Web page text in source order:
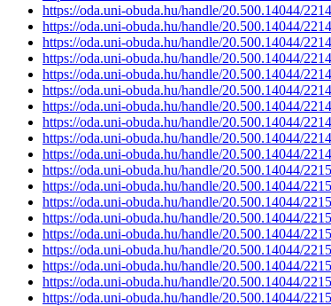
https://oda.uni-obuda.hu/handle/20.500.14044/
https://oda.uni-obuda.hu/handle/20.500.14044/
https://oda.uni-obuda.hu/handle/20.500.14044/
https://oda.uni-obuda.hu/handle/20.500.14044/
https://oda.uni-obuda.hu/handle/20.500.14044/
https://oda.uni-obuda.hu/handle/20.500.14044/
https://oda.uni-obuda.hu/handle/20.500.14044/
https://oda.uni-obuda.hu/handle/20.500.14044/
https://oda.uni-obuda.hu/handle/20.500.14044/
https://oda.uni-obuda.hu/handle/20.500.14044/
https://oda.uni-obuda.hu/handle/20.500.14044/
https://oda.uni-obuda.hu/handle/20.500.14044/
https://oda.uni-obuda.hu/handle/20.500.14044/
https://oda.uni-obuda.hu/handle/20.500.14044/
https://oda.uni-obuda.hu/handle/20.500.14044/
https://oda.uni-obuda.hu/handle/20.500.14044/
https://oda.uni-obuda.hu/handle/20.500.14044/
https://oda.uni-obuda.hu/handle/20.500.14044/
https://oda.uni-obuda.hu/handle/20.500.14044/